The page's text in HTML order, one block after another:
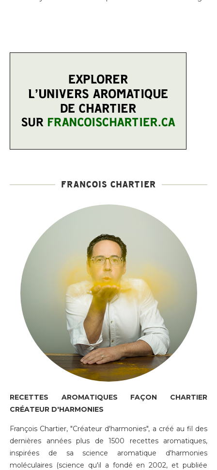
FRANÇOIS CHARTIER
RECETTES AROMATIQUES FAÇON CHARTIER
CRÉATEUR D'HARMONIES
François Chartier, "Créateur d'harmonies", a créé au fil des
dernières années plus de 1500 recettes aromatiques,
inspirées de sa science aromatique d'harmonies
moléculaires (science qu'il a fondé en 2002, et publiée